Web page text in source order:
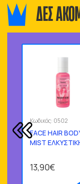
ΔΕΣ
Κωδικός: 0502
FACE HAIR
MIST
13,90€